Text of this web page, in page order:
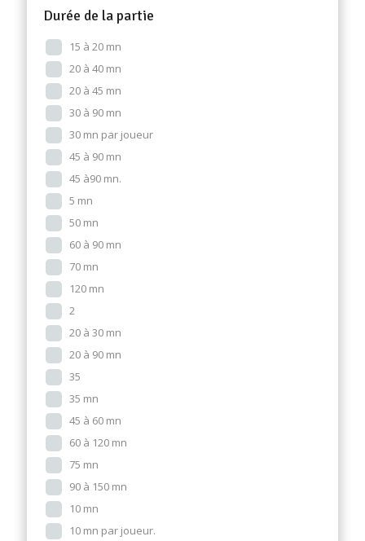
Durée de la partie
15 à 20 mn
20 à 40 mn
20 à 45 mn
30 à 90 mn
30 mn par joueur
45 à 90 mn
45 à90 mn.
5 mn
50 mn
60 à 90 mn
70 mn
120 mn
2
20 à 30 mn
20 à 90 mn
35
35 mn
45 à 60 mn
60 à 120 mn
75 mn
90 à 150 mn
10 mn
10 mn par joueur.